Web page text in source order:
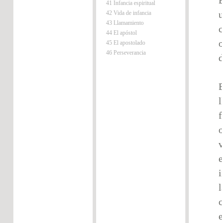
41 Infancia espiritual
42 Vida de infancia
43 Llamamiento
44 El apóstol
45 El apostolado
46 Perseverancia